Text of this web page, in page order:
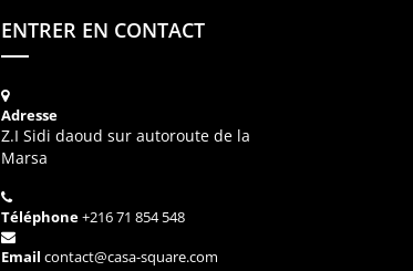
ENTRER EN CONTACT
Adresse
Z.I Sidi daoud sur autoroute de la
Marsa
Téléphone+216 71 854 548
Email contact@casa-square.com